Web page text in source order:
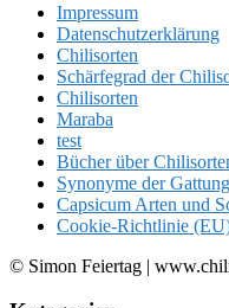
Impressum
Datenschutzerklärung
Chilisorten
Schärfegrad der
Chilisorten
Maraba
test
Bücher über
Synonyme der
Capsicum Arten und
Cookie-Richtlinie
© Simon Feiertag |